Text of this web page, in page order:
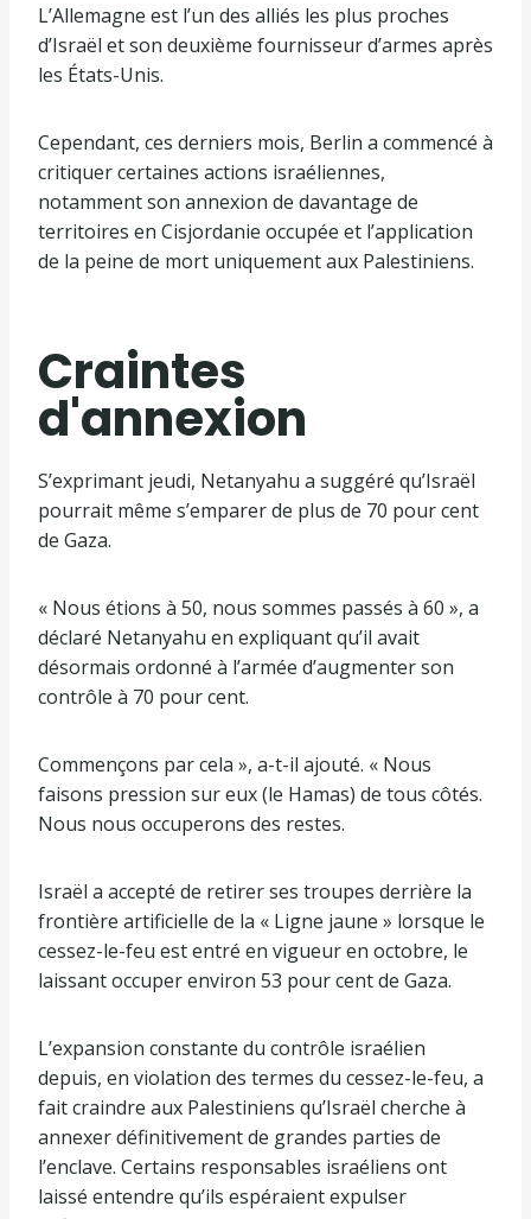
L’Allemagne est l’un des alliés les plus proches
d’Israël et son deuxième fournisseur d’armes après
les États-Unis.
Cependant, ces derniers mois, Berlin a commencé à
critiquer certaines actions israéliennes,
notamment son annexion de davantage de
territoires en Cisjordanie occupée et l’application
de la peine de mort uniquement aux Palestiniens.
Craintes
d'annexion
S’exprimant jeudi, Netanyahu a suggéré qu’Israël
pourrait même s’emparer de plus de 70 pour cent
de Gaza.
« Nous étions à 50, nous sommes passés à 60 », a
déclaré Netanyahu en expliquant qu’il avait
désormais ordonné à l’armée d’augmenter son
contrôle à 70 pour cent.
Commençons par cela », a-t-il ajouté. « Nous
faisons pression sur eux (le Hamas) de tous côtés.
Nous nous occuperons des restes.
Israël a accepté de retirer ses troupes derrière la
frontière artificielle de la « Ligne jaune » lorsque le
cessez-le-feu est entré en vigueur en octobre, le
laissant occuper environ 53 pour cent de Gaza.
L’expansion constante du contrôle israélien
depuis, en violation des termes du cessez-le-feu, a
fait craindre aux Palestiniens qu’Israël cherche à
annexer définitivement de grandes parties de
l’enclave. Certains responsables israéliens ont
laissé entendre qu’ils espéraient expulser